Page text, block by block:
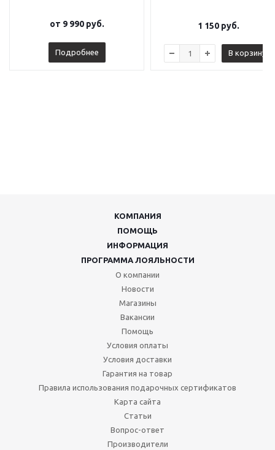
от 9 990 руб.
Подробнее
1 150руб.
В корзину
КОМПАНИЯ
ПОМОЩЬ
ИНФОРМАЦИЯ
ПРОГРАММА ЛОЯЛЬНОСТИ
О компании
Новости
Магазины
Вакансии
Помощь
Условия оплаты
Условия доставки
Гарантия на товар
Правила использования подарочных сертификатов
Карта сайта
Статьи
Вопрос-ответ
Производители